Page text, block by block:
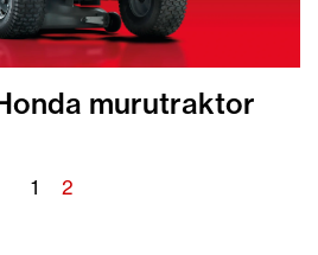
murutraktor
1 2